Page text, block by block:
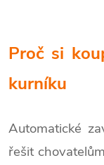
Proč si
kurníku
Automatické
řešit